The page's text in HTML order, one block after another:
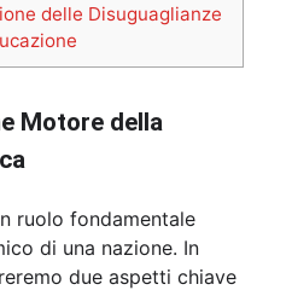
delle Disuguaglianze
Motore della
ruolo fondamentale
di una nazione. In
due aspetti chiave